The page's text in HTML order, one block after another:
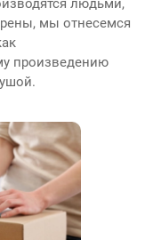
мы отнесемся
произведению